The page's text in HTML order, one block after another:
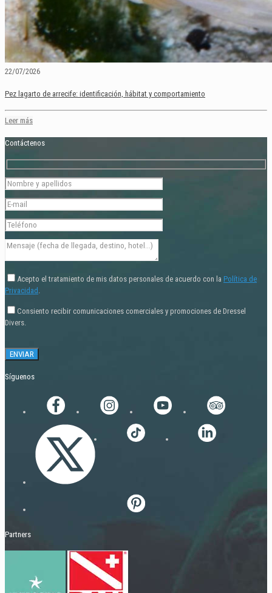
22/07/2026
Pez lagarto de arrecife: identificación, hábitat y comportamiento
Leer más
Contáctenos
Acepto el tratamiento de mis datos personales de acuerdo con la Política de
Privacidad
Consiento recibir comunicaciones comerciales y promociones de Dressel
Divers.
Síguenos
Partners